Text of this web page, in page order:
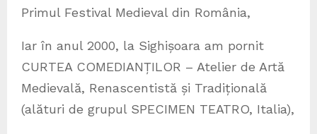
Primul Festival Medieval din România,
Iar în anul 2000, la Sighișoara am pornit
CURTEA COMEDIANȚILOR – Atelier de Artă
Medievală, Renascentistă și Tradițională
(alături de grupul SPECIMEN TEATRO, Italia),